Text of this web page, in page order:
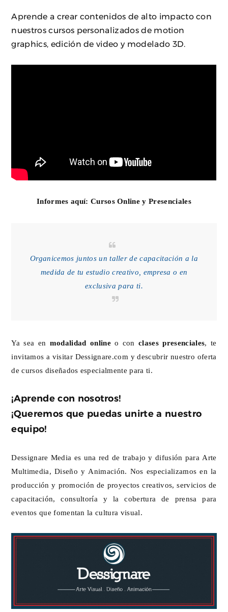
Aprende a crear contenidos de alto impacto con
nuestros cursos personalizados de motion
graphics, edición de video y modelado 3D.
Informes aquí: Cursos Online y Presenciales
Organicemos juntos un taller de capacitación a la
medida de tu estudio creativo, empresa o en
exclusiva para ti.
Ya sea en modalidad onlineo conclases presenciales, te
invitamos a visitar Dessignare.com y descubrir nuestro oferta
de cursos diseñados especialmente para ti.
¡Aprende con nosotros!
¡Queremos que puedas unirte a nuestro
equipo!
Dessignare Media es una red de trabajo y difusión para Arte
Multimedia, Diseño y Animación. Nos especializamos en la
producción y promoción de proyectos creativos, servicios de
capacitación, consultoría y la cobertura de prensa para
eventos que fomentan la cultura visual.